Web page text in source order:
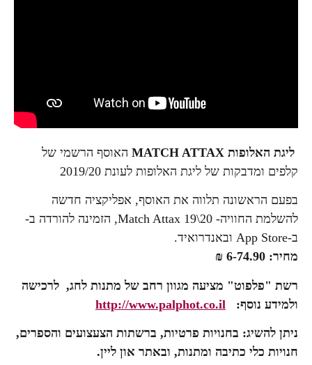
ליגת האלופותMATCH ATTAX האוסף הרשמי של
קלפים ומדבקות של ליגת האלופות לעונת 2019/20
בפעם הראשונה תלווה את האוסף, אפליקציה חדשה
להשלמת החוויה- Match Attax 19\20, הזמינה להורדה ב-
מחיר: 6-74.90 ₪
רשת "פלפוט" מציעה מגוון רחב של מתנות לחג, לרכישה
ולמידע נוסף:http://www.palphot.co.il
ניתן להשיג: בחנויות פרטיות, ברשתות הצעצועים והספרים,
חנויות כלי כתיבה ומתנות, ובאתר און ליין.